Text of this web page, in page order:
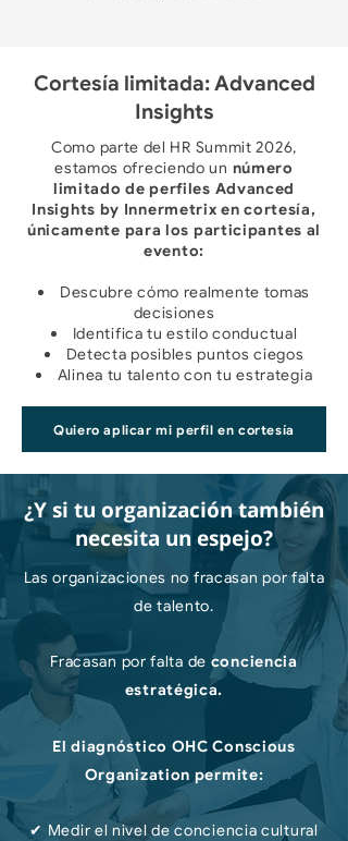
Cortesía limitada: Advanced
Insights
Como parte del HR Summit 2026,
estamos ofreciendo un número
limitado de perfiles Advanced
Insights by Innermetrix en cortesía,
únicamente para los participantes al
evento:
Descubre cómo realmente tomas
decisiones
Identifica tu estilo conductual
Detecta posibles puntos ciegos
Alinea tu talento con tu estrategia
Quiero aplicar mi perfil en cortesía
¿Y si tu organización también
necesita un espejo?
Las organizaciones no fracasan por falta
de talento.
Fracasan por falta de conciencia
estratégica.
El diagnóstico OHC Conscious
Organization permite:
​✔ Medir el nivel de conciencia cultural